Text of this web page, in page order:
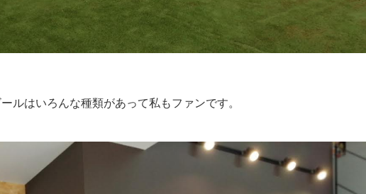
ルはいろんな種類があって私もファンです。